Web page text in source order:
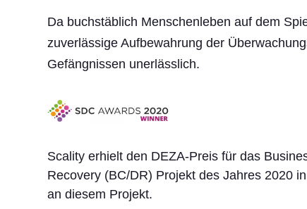
Da buchstäblich Menschenleben auf dem
zuverlässige Aufbewahrung der
Gefängnissen unerlässlich.
Scality erhielt den DEZA-Preis für das
Recovery (BC/DR) Projekt des Jahres 2020
an diesem Projekt.